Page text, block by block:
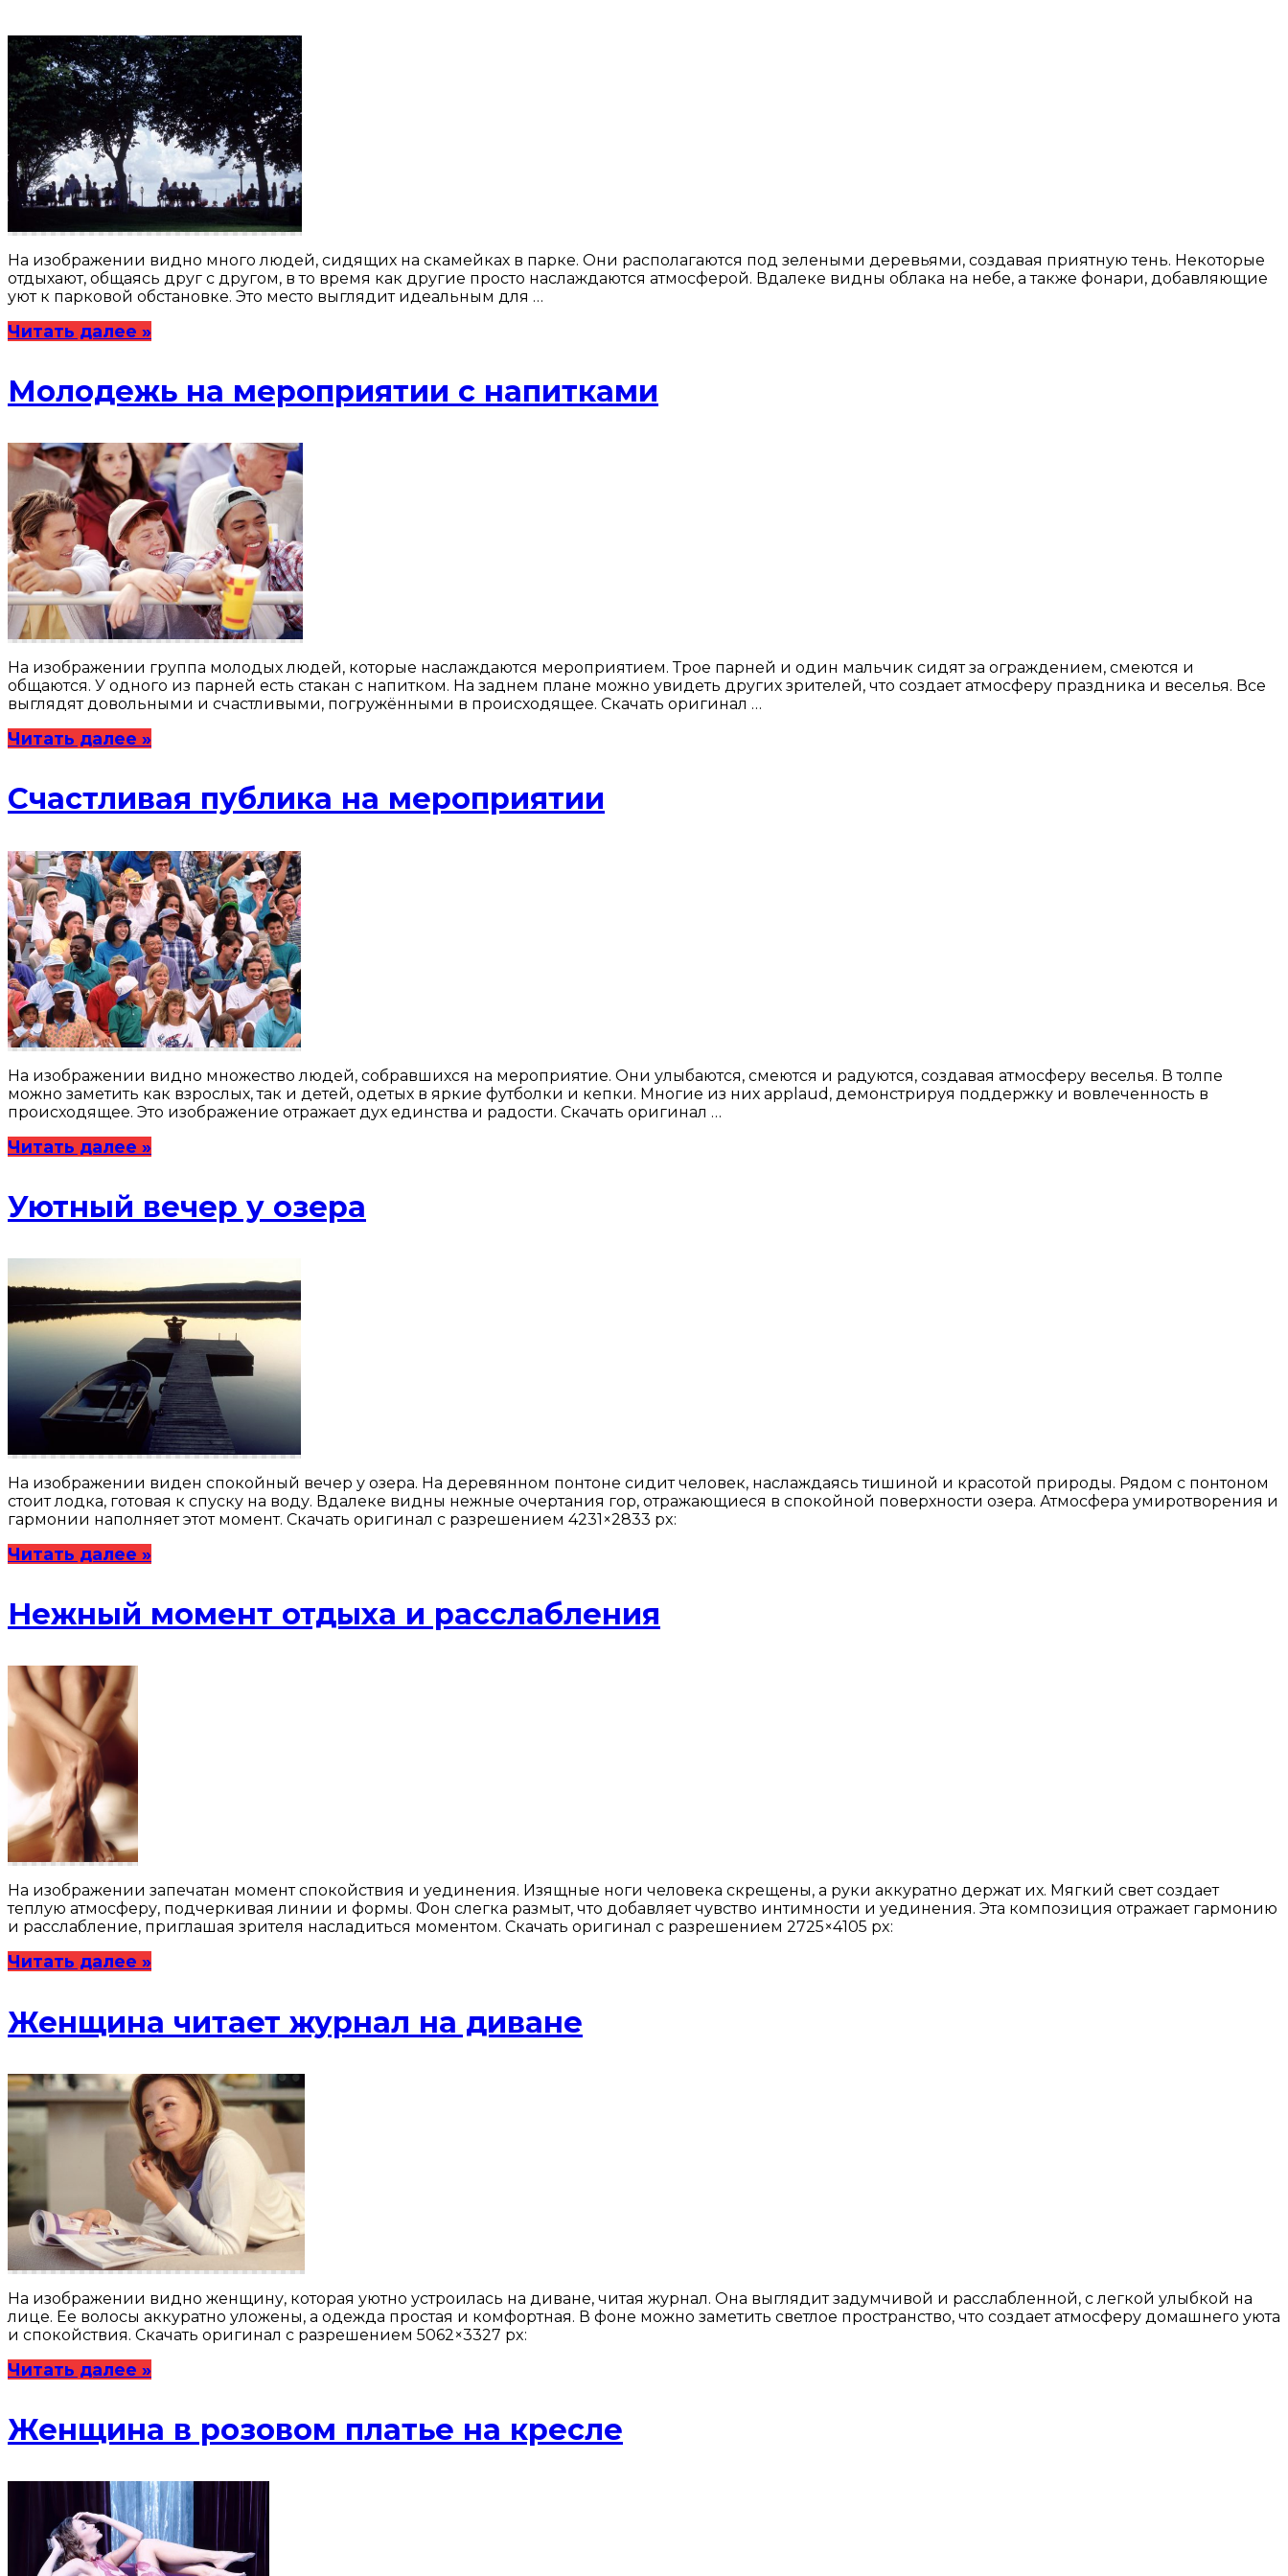
На изображении видно много людей, сидящих на скамейках в парке. Они располагаются под зелеными деревьями, создавая приятную тень. Некоторые
отдыхают, общаясь друг с другом, в то время как другие просто наслаждаются атмосферой. Вдалеке видны облака на небе, а также фонари, добавляющие
уют к парковой обстановке. Это место выглядит идеальным для …
Читать далее »
Молодежь на мероприятии с напитками
На изображении группа молодых людей, которые наслаждаются мероприятием. Трое парней и один мальчик сидят за ограждением, смеются и
общаются. У одного из парней есть стакан с напитком. На заднем плане можно увидеть других зрителей, что создает атмосферу праздника и веселья. Все
выглядят довольными и счастливыми, погружёнными в происходящее. Скачать оригинал …
Читать далее »
Счастливая публика на мероприятии
На изображении видно множество людей, собравшихся на мероприятие. Они улыбаются, смеются и радуются, создавая атмосферу веселья. В толпе
можно заметить как взрослых, так и детей, одетых в яркие футболки и кепки. Многие из них applaud, демонстрируя поддержку и вовлеченность в
происходящее. Это изображение отражает дух единства и радости. Скачать оригинал …
Читать далее »
Уютный вечер у озера
На изображении виден спокойный вечер у озера. На деревянном понтоне сидит человек, наслаждаясь тишиной и красотой природы. Рядом с понтоном
стоит лодка, готовая к спуску на воду. Вдалеке видны нежные очертания гор, отражающиеся в спокойной поверхности озера. Атмосфера умиротворения и
гармонии наполняет этот момент. Скачать оригинал с разрешением 4231×2833 px:
Читать далее »
Нежный момент отдыха и расслабления
На изображении запечатан момент спокойствия и уединения. Изящные ноги человека скрещены, а руки аккуратно держат их. Мягкий свет создает
теплую атмосферу, подчеркивая линии и формы. Фон слегка размыт, что добавляет чувство интимности и уединения. Эта композиция отражает гармонию
и расслабление, приглашая зрителя насладиться моментом. Скачать оригинал с разрешением 2725×4105 px:
Читать далее »
Женщина читает журнал на диване
На изображении видно женщину, которая уютно устроилась на диване, читая журнал. Она выглядит задумчивой и расслабленной, с легкой улыбкой на
лице. Ее волосы аккуратно уложены, а одежда простая и комфортная. В фоне можно заметить светлое пространство, что создает атмосферу домашнего уюта
и спокойствия. Скачать оригинал с разрешением 5062×3327 px:
Читать далее »
Женщина в розовом платье на кресле